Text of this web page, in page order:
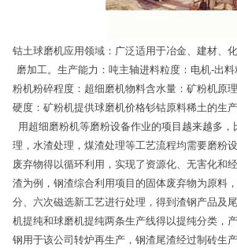
钴土球磨机应用领域：广泛适用于冶金、建材、
磨加工。生产能力：吨主轴进料粒度：电机-出
粉机粉碎程度：超细磨机物料含水量：矿粉机原
硬度：矿粉机提供球磨机价格钐钴原料稀土的生
用超细磨粉机等磨粉设备作业的项目越来越多，
理，水渣处理，煤渣处理等工艺流程均需要磨粉
废弃物得以循环利用，实现了资源化、无害化和
渣为例，钢渣综合利用项目的固体废弃物为原料
分、六次磁选新工艺进行处理，得到渣钢产品及
机提纯和球磨机提纯两条生产线得以提纯分类，
钢用于该公司转炉再生产，钢渣尾渣经过制砖生